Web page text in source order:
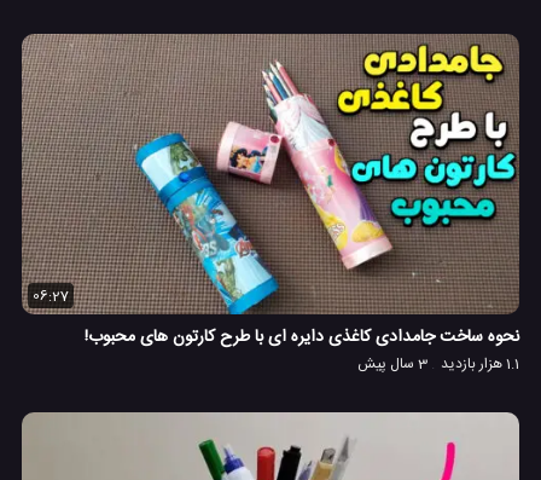
06:27
نحوه ساخت جامدادی کاغذی دایره ای با طرح کارتون های محبوب!
1.1 هزار بازدید 3 سال پیش